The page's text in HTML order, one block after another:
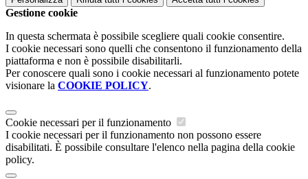
Gestione cookie
In questa schermata è possibile scegliere quali cookie consentire.
I cookie necessari sono quelli che consentono il funzionamento della
piattaforma e non è possibile disabilitarli.
Per conoscere quali sono i cookie necessari al funzionamento potete
visionare la COOKIE POLICY.
Cookie necessari per il funzionamento
I cookie necessari per il funzionamento non possono essere
disabilitati. È possibile consultare l'elenco nella pagina della cookie
policy.